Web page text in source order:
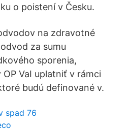
o poistení v Česku.
na zdravotné
za sumu
sporenia,
VaI uplatniť v rámci
budú definované v.
spad 76